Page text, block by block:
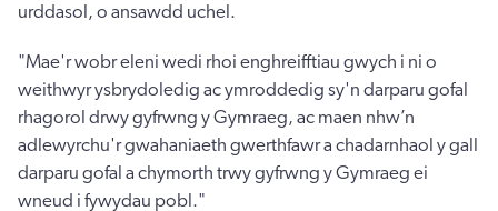
urddasol, o ansawdd uchel.
"Mae'r wobr eleni wedi rhoi enghreifftiau gwych i ni o
weithwyr ysbrydoledig ac ymroddedig sy'n darparu gofal
rhagorol drwy gyfrwng y Gymraeg, ac maen nhw’n
adlewyrchu'r gwahaniaeth gwerthfawr a chadarnhaol y gall
darparu gofal a chymorth trwy gyfrwng y Gymraeg ei
wneud i fywydau pobl."